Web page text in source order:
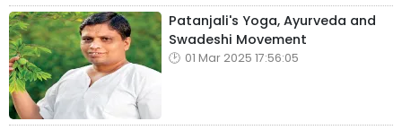
Patanjali's Yoga, Ayurveda and
Swadeshi Movement
01 Mar 2025 17:56:05